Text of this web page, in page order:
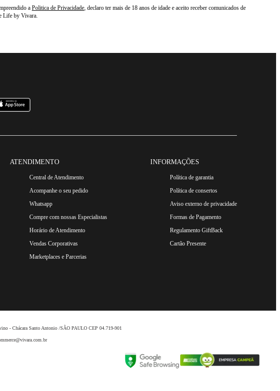
a Politica de Privacidade, declaro ter mais de 18 anos de idade e aceito receber comunicados de
Life by Vivara.
ATENDIMENTO
Central de Atendimento
Acompanhe o seu pedido
Whatsapp
Compre com nossas Especialistas
Horário de Atendimento
Vendas Corporativas
Marketplaces e Parcerias
INFORMAÇÕES
Política de garantia
Política de consertos
Aviso externo de privacidade
Formas de Pagamento
Regulamento GiftBack
Cartão Presente
- Chácara Santo Antonio /SÃO PAULO CEP 04.719-901